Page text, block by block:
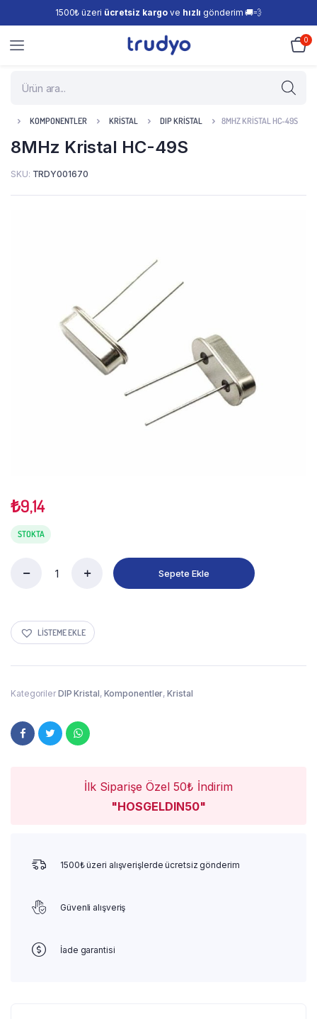
1500₺ üzeri ücretsiz kargo ve hızlı gönderim 🚚💨
0
KOMPONENTLER KRISTAL DIP KRISTAL 8MHZ KRISTAL HC-49S
8MHz Kristal HC-49S
SKU: TRDY001670
₺9,14
STOKTA
Sepete Ekle
LISTEME EKLE
Kategoriler DIP Kristal, Komponentler,Kristal
İlk Siparişe Özel 50₺ İndirim
"HOSGELDIN50"
1500₺ üzeri alışverişlerde ücretsiz gönderim
Güvenli alışveriş
İade garantisi